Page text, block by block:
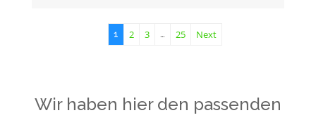
1 2 3 … 25 Next
Wir haben hier den passenden